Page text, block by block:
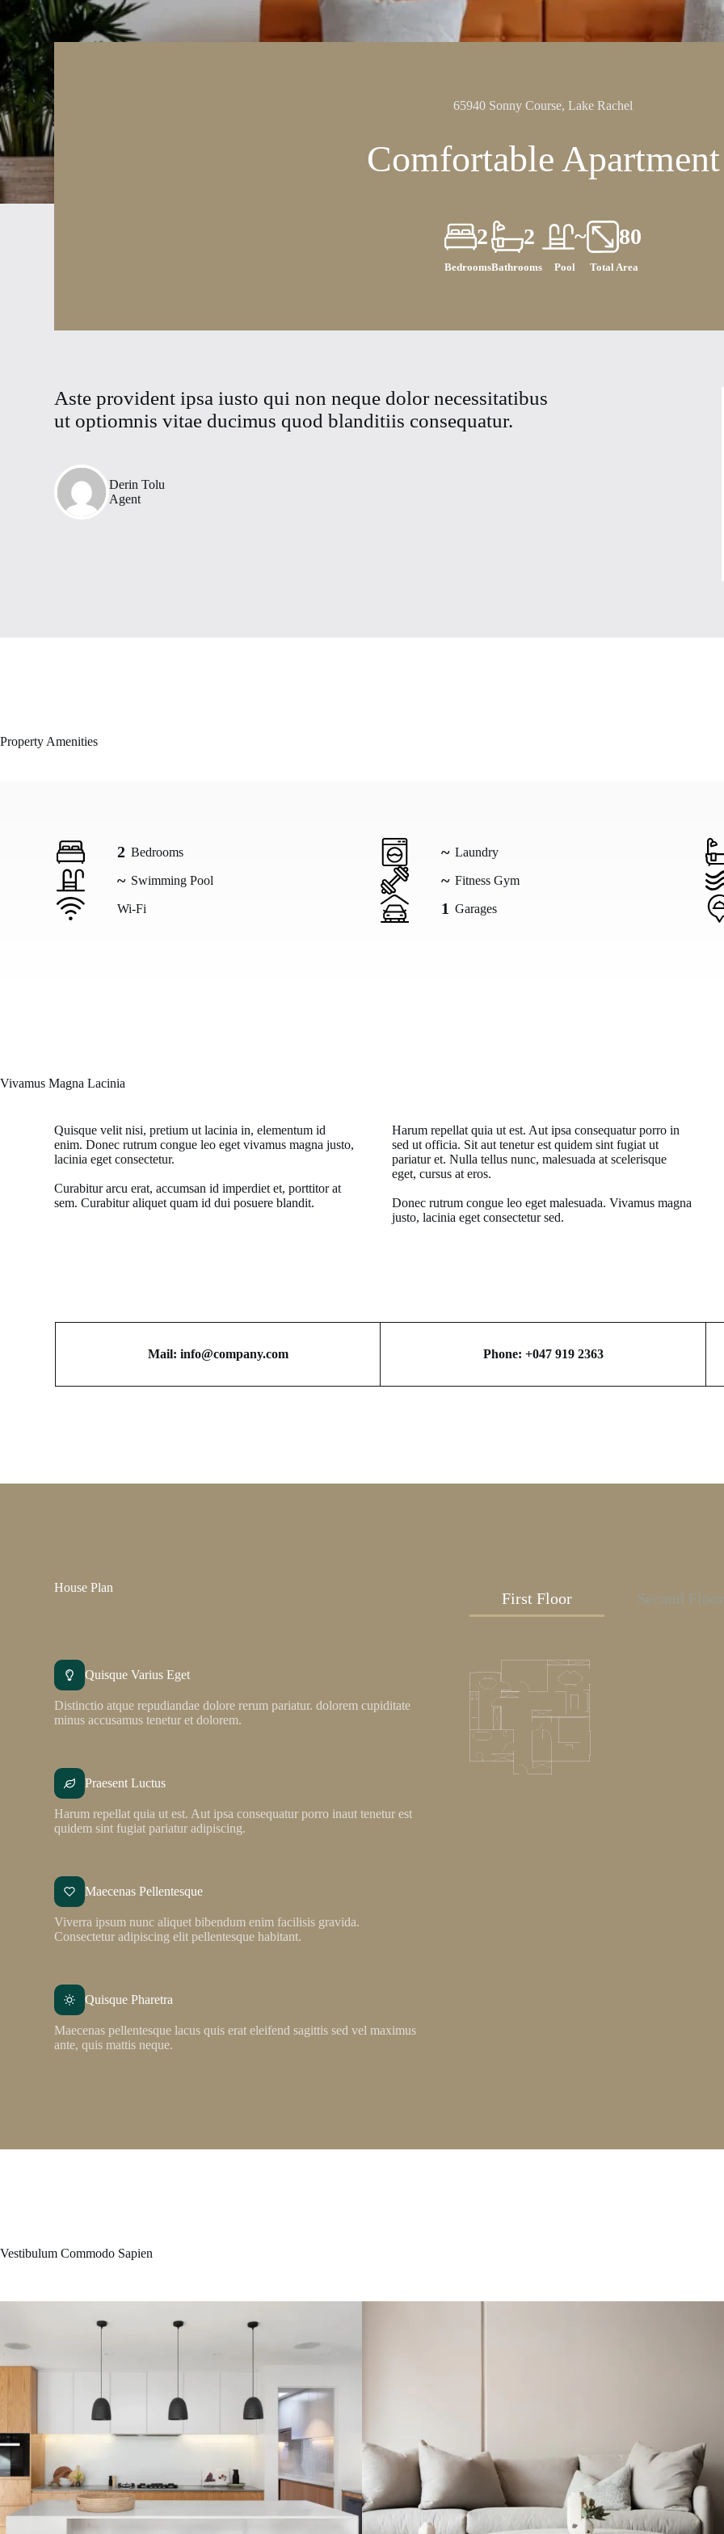
65940 Sonny Course, Lake Rachel
Comfortable Apartment
2
Bedrooms
2
Bathrooms
~
Pool
80
Total Area
Aste provident ipsa iusto qui non neque dolor necessitatibus
ut optiomnis vitae ducimus quod blanditiis consequatur.
Derin Tolu
Agent
Property Amenities
2 Bedrooms
~ Swimming Pool
Wi-Fi
~ Laundry
~ Fitness Gym
1 Garages
Vivamus Magna Lacinia
Quisque velit nisi, pretium ut lacinia in, elementum id
enim. Donec rutrum congue leo eget vivamus magna justo,
lacinia eget consectetur.
Curabitur arcu erat, accumsan id imperdiet et, porttitor at
sem. Curabitur aliquet quam id dui posuere blandit.
Harum repellat quia ut est. Aut ipsa consequatur porro in
sed ut officia. Sit aut tenetur est quidem sint fugiat ut
pariatur et. Nulla tellus nunc, malesuada at scelerisque
eget, cursus at eros.
Donec rutrum congue leo eget malesuada. Vivamus magna
justo, lacinia eget consectetur sed.
Mail: info@company.com Phone: +047 919 2363
House Plan
Quisque Varius Eget
Distinctio atque repudiandae dolore rerum pariatur. dolorem cupiditate
minus accusamus tenetur et dolorem.
Praesent Luctus
Harum repellat quia ut est. Aut ipsa consequatur porro inaut tenetur est
quidem sint fugiat pariatur adipiscing.
Maecenas Pellentesque
Viverra ipsum nunc aliquet bibendum enim facilisis gravida.
Consectetur adipiscing elit pellentesque habitant.
Quisque Pharetra
Maecenas pellentesque lacus quis erat eleifend sagittis sed vel maximus
ante, quis mattis neque.
First Floor Second Floor
Vestibulum Commodo Sapien